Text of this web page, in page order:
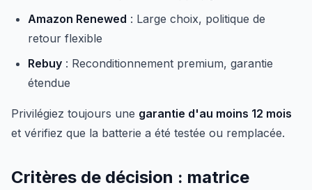
Amazon Renewed : Large choix, politique de
retour flexible
Rebuy : Reconditionnement premium, garantie
étendue
Privilégiez toujours une garantie d'au moins 12 mois
et vérifiez que la batterie a été testée ou remplacée.
Critères de décision : matrice